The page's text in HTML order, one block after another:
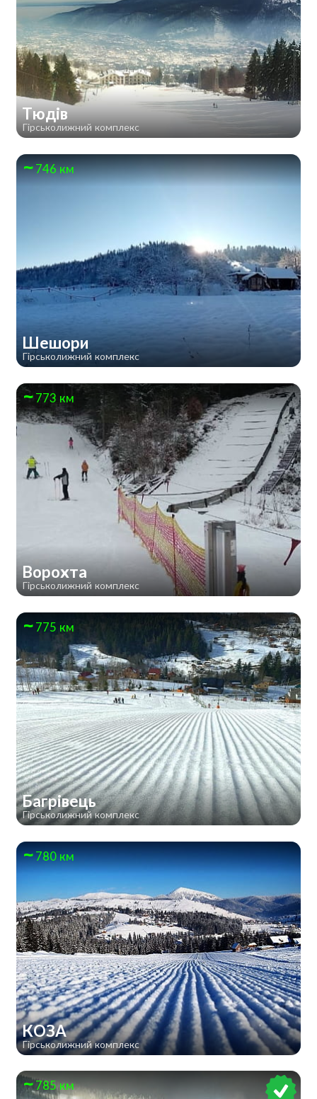
Тюдів
Гірськолижний комплекс
746 км
Шешори
Гірськолижний комплекс
773 км
Ворохта
Гірськолижний комплекс
775 км
Багрівець
Гірськолижний комплекс
780 км
КОЗА
Гірськолижний комплекс
785 км